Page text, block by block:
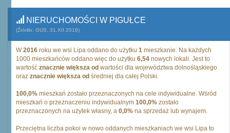
NIERUCHOMOŚCI W PIGUŁCE
(Źródło: GUS, 31.XII.2016)
W2016 roku we wsi Lipa oddano do użytku 1 mieszkanie. Na każdych
1000 mieszkańców oddano więc do użytku 6,54 nowych lokali. Jest to
wartość znacznie większa od wartości dla województwa dolnośląskiego
oraz znacznie większa od średniej dla całej Polski.
100,0% mieszkań zostało przeznaczonych na cele indywidualne. Wśród
mieszkań o przeznaczeniu indywidualnym 100,0% zostało
przeznaczonych na użytek własny, a 0,0% na sprzedaż lub wynajem.
Przeciętna liczba pokoi w nowo oddanych mieszkaniach we wsi Lipa to